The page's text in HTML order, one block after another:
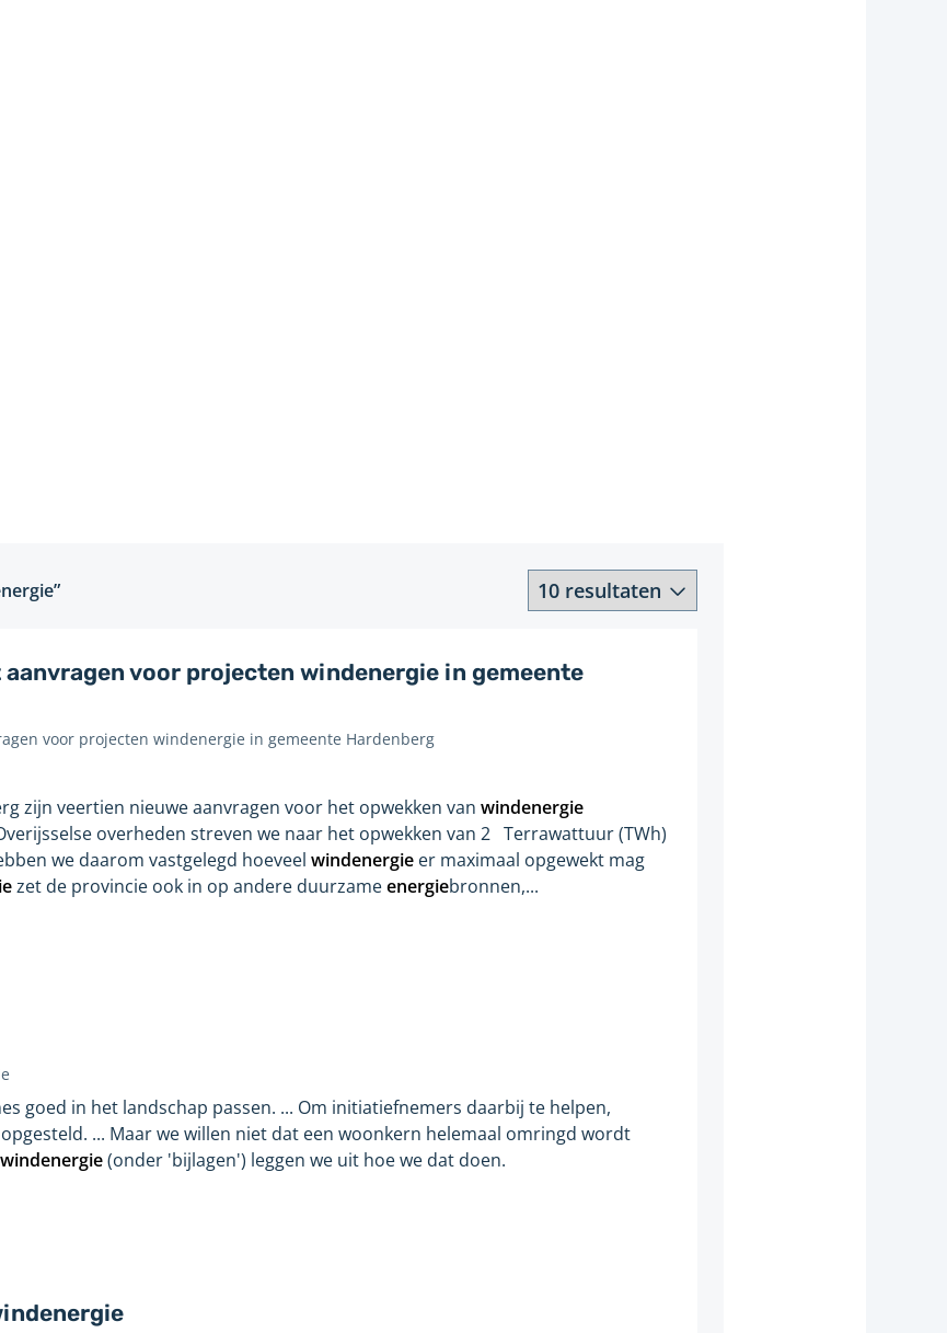
Aantal
resultaten
voor projecten windenergie in gemeente
voor projecten windenergie in gemeente Hardenberg
zijn veertien nieuwe aanvragen voor het opwekken van windenergie
overheden streven we naar het opwekken van 2 Terrawattuur (TWh)
we daarom vastgelegd hoeveel windenergieer maximaal opgewekt mag
zet de provincie ook in op andere duurzameenergiebronnen,...
goed in het landschap passen. ... Om initiatiefnemers daarbij te helpen,
... Maar we willen niet dat een woonkern helemaal omringd wordt
windenergie(onder 'bijlagen') leggen we uit hoe we dat doen.